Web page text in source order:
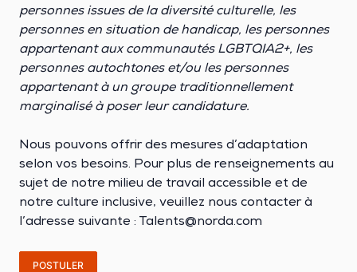
personnes issues de la diversité culturelle, les
personnes en situation de handicap, les personnes
appartenant aux communautés LGBTQIA2+, les
personnes autochtones et/ou les personnes
appartenant à un groupe traditionnellement
marginalisé à poser leur candidature.
Nous pouvons offrir des mesures d’adaptation
selon vos besoins. Pour plus de renseignements au
sujet de notre milieu de travail accessible et de
notre culture inclusive, veuillez nous contacter à
l’adresse suivante : Talents@norda.com
POSTULER